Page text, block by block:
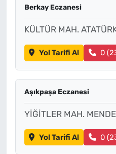
Berkay Eczanesi
KÜLTÜR MAH.
Yol Tarifi Al 0
Aşıkpaşa Eczanesi
YİĞİTLER MAH.
Yol Tarifi Al 0